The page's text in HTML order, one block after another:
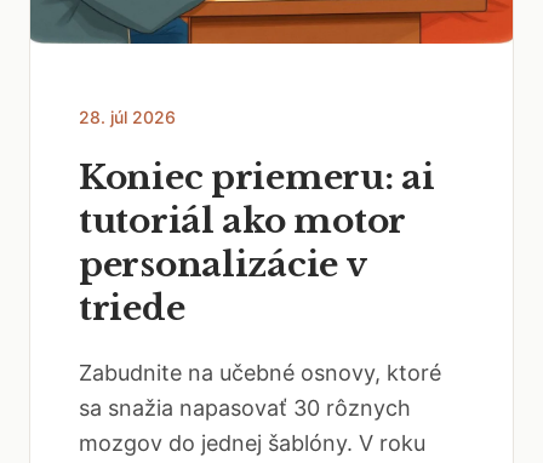
28. júl 2026
Koniec priemeru: ai
tutoriál ako motor
personalizácie v
triede
Zabudnite na učebné osnovy, ktoré
sa snažia napasovať 30 rôznych
mozgov do jednej šablóny. V roku